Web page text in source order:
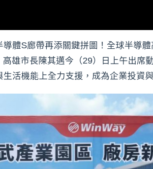
導體S廊帶再添關鍵拼圖！全球半導
雄市長陳其邁今（29）日上午出席
活機能上全力支援，成為企業投資